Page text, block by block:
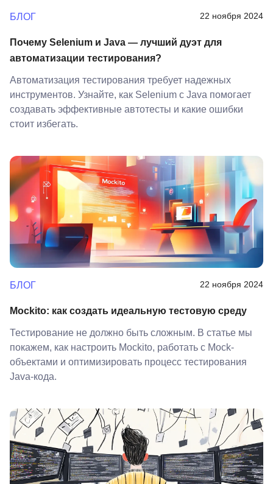
БЛОГ 22 ноября 2024
Почему Selenium и Java — лучший дуэт для
автоматизации тестирования?
Автоматизация тестирования требует надежных
инструментов. Узнайте, как Selenium с Java помогает
создавать эффективные автотесты и какие ошибки
стоит избегать.
БЛОГ 22 ноября 2024
Mockito: как создать идеальную тестовую среду
Тестирование не должно быть сложным. В статье мы
покажем, как настроить Mockito, работать с Mock-
объектами и оптимизировать процесс тестирования
Java-кода.